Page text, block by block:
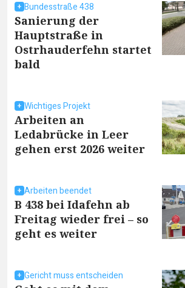
Bundesstraße 438
Sanierung der
Hauptstraße in
Ostrhauderfehn startet
bald
Wichtiges Projekt
Arbeiten an
Ledabrücke in Leer
gehen erst 2026 weiter
Arbeiten beendet
B 438 bei Idafehn ab
Freitag wieder frei – so
geht es weiter
Gericht muss entscheiden